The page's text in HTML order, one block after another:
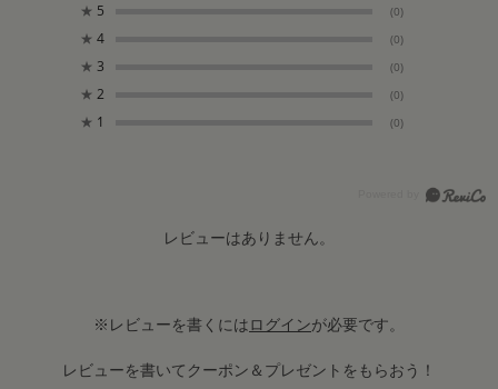
★ 5 (0)
★ 4 (0)
★ 3 (0)
★ 2 (0)
★ 1 (0)
レビューはありません。
※レビューを書くにはログインが必要です。
レビューを書いてクーポン＆プレゼントをもらおう！